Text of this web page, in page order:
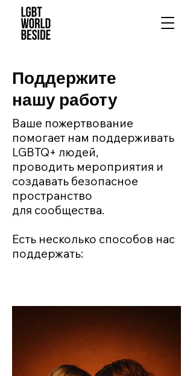
Поддержите
нашу работу
Ваше пожертвование
помогает нам поддерживать
LGBTQ+ людей,
проводить мероприятия и
создавать безопасное
пространство
для сообщества.
Есть несколько способов нас
поддержать: